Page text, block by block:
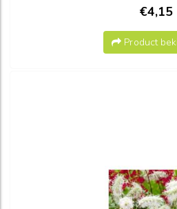
€4,15
Product